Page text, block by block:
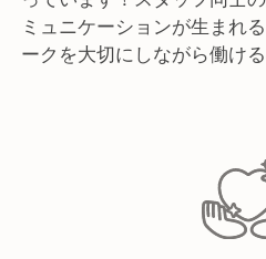
ミュニケーションが生まれ
ークを大切にしながら働け
や店舗運営など、実践的な
デアを形にしたい方には最